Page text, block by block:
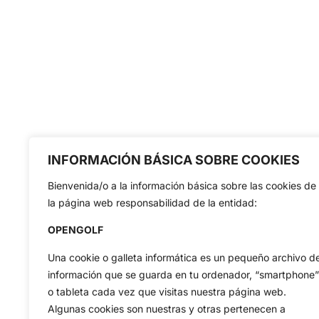
INFORMACIÓN BÁSICA SOBRE COOKIES
Bienvenida/o a la información básica sobre las cookies de
la página web responsabilidad de la entidad:
OPENGOLF
Una cookie o galleta informática es un pequeño archivo
información que se guarda en tu ordenador, “smartphone”
o tableta cada vez que visitas nuestra página web.
Algunas cookies son nuestras y otras pertenecen a